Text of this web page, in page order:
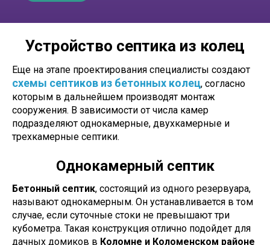
Устройство септика из колец
Еще на этапе проектирования специалисты создают
схемы септиков из бетонных колец, согласно
которым в дальнейшем производят монтаж
сооружения. В зависимости от числа камер
подразделяют однокамерные, двухкамерные и
трехкамерные септики.
Однокамерный септик
Бетонный септик, состоящий из одного резервуара,
называют однокамерным. Он устанавливается в том
случае, если суточные стоки не превышают три
кубометра. Такая конструкция отлично подойдет для
дачных домиков в Коломне и Коломенском районе